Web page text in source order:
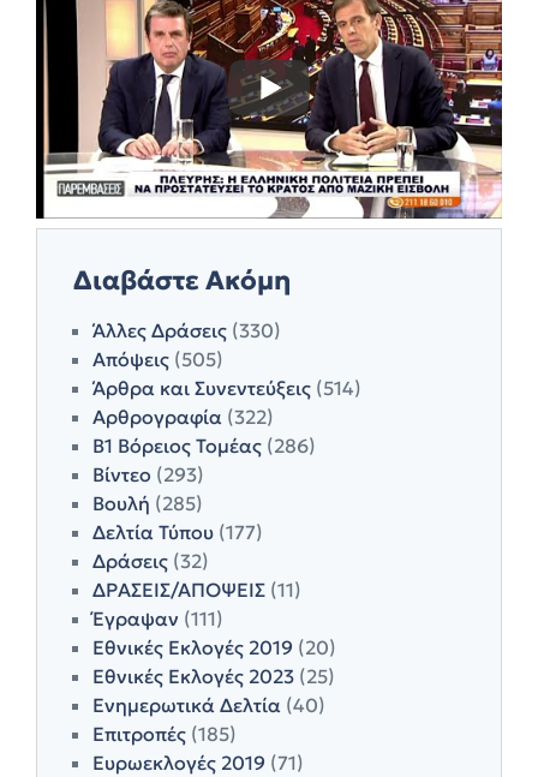
Διαβάστε Ακόμη
Άλλες Δράσεις (330)
Απόψεις (505)
Άρθρα και Συνεντεύξεις (514)
Αρθρογραφία (322)
Β1 Βόρειος Τομέας (286)
Βίντεο (293)
Βουλή (285)
Δελτία Τύπου (177)
Δράσεις (32)
ΔΡΑΣΕΙΣ/ΑΠΟΨΕΙΣ (11)
Έγραψαν (111)
Εθνικές Εκλογές 2019 (20)
Εθνικές Εκλογές 2023 (25)
Ενημερωτικά Δελτία (40)
Επιτροπές (185)
Ευρωεκλογές 2019 (71)